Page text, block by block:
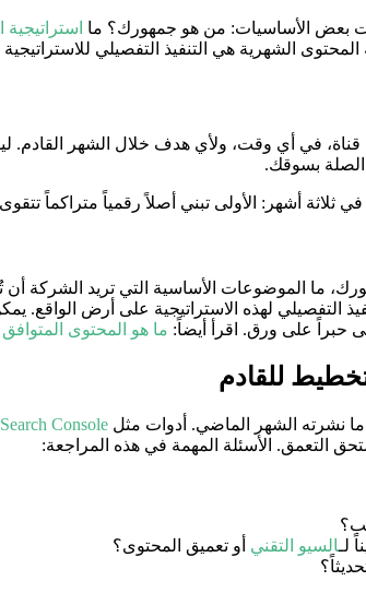
بعض الأساسيات: من هو جمهورك؟ ما
الشهرية هي التنفيذ التفصيلي للاستراتيجية
في أي وقت، ولأي هدف خلال الشهر القادم.
الصلة بسوقك.
أشهر: الأولى تبني أصلاً رقمياً متراكماً تتقوى
ما الموضوعات الأساسية التي تريد الشركة
التفصيلي لهذه الاستراتيجية على أرض الواقع.
حبراً على ورق. اقرأ أيضاً: ما هو المحتوى
للقادم
Console
التعمق. الأسئلة المهمة في هذه المراجعة:
لـالسيو التقني أو تعميق المحتوى؟